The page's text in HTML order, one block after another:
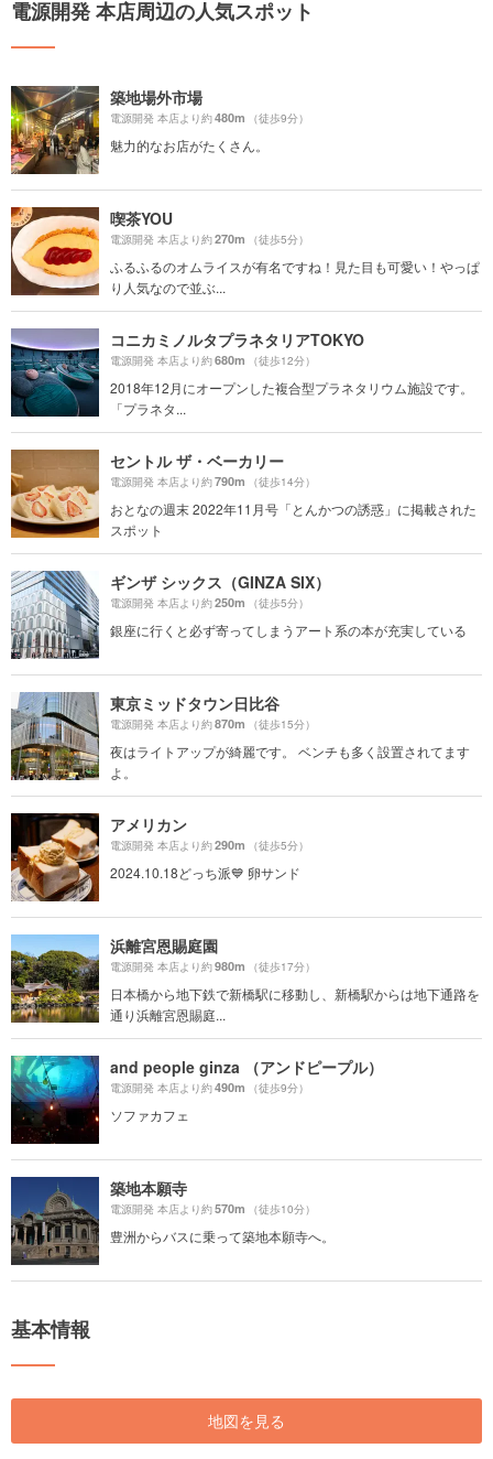
電源開発 本店周辺の人気スポット
築地場外市場
電源開発 本店より約480m （徒歩9分）
魅力的なお店がたくさん。
喫茶YOU
電源開発 本店より約270m （徒歩5分）
ふるふるのオムライスが有名ですね！見た目も可愛い！やっぱ
り人気なので並ぶ...
コニカミノルタプラネタリアTOKYO
電源開発 本店より約680m （徒歩12分）
2018年12月にオープンした複合型プラネタリウム施設です。
「プラネタ...
セントル ザ・ベーカリー
電源開発 本店より約790m （徒歩14分）
おとなの週末 2022年11月号「とんかつの誘惑」に掲載された
スポット
ギンザ シックス（GINZA SIX）
電源開発 本店より約250m （徒歩5分）
銀座に行くと必ず寄ってしまうアート系の本が充実している
東京ミッドタウン日比谷
電源開発 本店より約870m （徒歩15分）
夜はライトアップが綺麗です。 ベンチも多く設置されてます
よ。
アメリカン
電源開発 本店より約290m （徒歩5分）
2024.10.18どっち派💙 卵サンド
浜離宮恩賜庭園
電源開発 本店より約980m （徒歩17分）
日本橋から地下鉄で新橋駅に移動し、新橋駅からは地下通路を
通り浜離宮恩賜庭...
and people ginza （アンドピープル）
電源開発 本店より約490m （徒歩9分）
ソファカフェ
築地本願寺
電源開発 本店より約570m （徒歩10分）
豊洲からバスに乗って築地本願寺へ。
基本情報
地図を見る